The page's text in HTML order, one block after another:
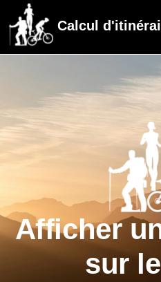
Calcul
Afficher
sur